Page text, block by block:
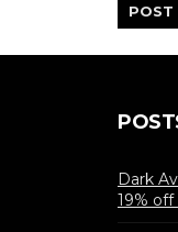
POST
Dark
19%